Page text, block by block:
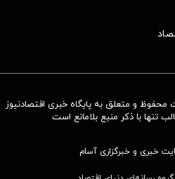
و متعلق به پایگاه خبری اقتصادنیوز
تنها با ذکر منبع بلامانع است
خبری و خبرگزاری آسام